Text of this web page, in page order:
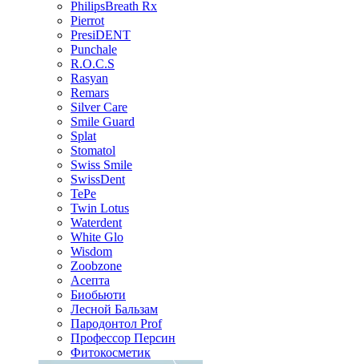
PhilipsBreath Rx
Pierrot
PresiDENT
Punchale
R.O.C.S
Rasyan
Remars
Silver Care
Smile Guard
Splat
Stomatol
Swiss Smile
SwissDent
TePe
Twin Lotus
Waterdent
White Glo
Wisdom
Zoobzone
Асепта
Биобьюти
Лесной Бальзам
Пародонтол Prof
Профессор Персин
Фитокосметик